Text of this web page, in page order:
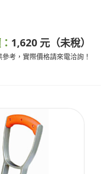
1,620 元（未稅）
考，實際價格請來電洽詢！